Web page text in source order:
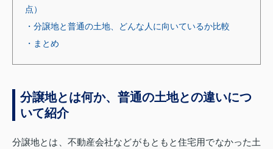
点）
・分譲地と普通の土地、どんな人に向いているか比較
・まとめ
分譲地とは何か、普通の土地との違いにつ
いて紹介
分譲地とは、不動産会社などがもともと住宅用でなかった土